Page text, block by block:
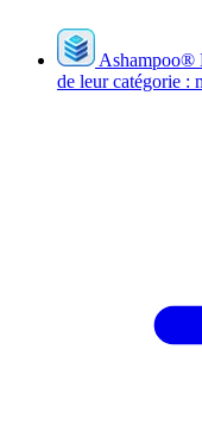
Ashampoo®
de leur catégorie :